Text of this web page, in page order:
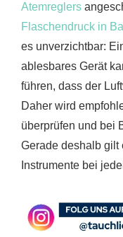
Atemreglers
Flaschendruck in
es unverzichtbar:
ablesbares Gerät
führen, dass der
Daher wird
überprüfen und bei
Gerade deshalb gilt
Instrumente bei